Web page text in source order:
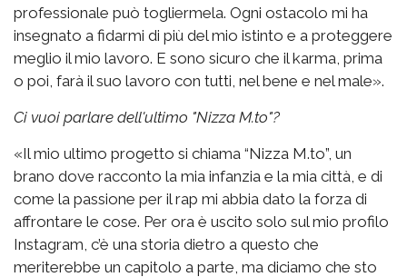
professionale può togliermela. Ogni ostacolo mi ha
insegnato a fidarmi di più del mio istinto e a proteggere
meglio il mio lavoro. E sono sicuro che il karma, prima
o poi, farà il suo lavoro con tutti, nel bene e nel male».
Ci vuoi parlare dell'ultimo "Nizza M.to"?
«Il mio ultimo progetto si chiama “Nizza M.to”, un
brano dove racconto la mia infanzia e la mia città, e di
come la passione per il rap mi abbia dato la forza di
affrontare le cose. Per ora è uscito solo sul mio profilo
Instagram, c’è una storia dietro a questo che
meriterebbe un capitolo a parte, ma diciamo che sto